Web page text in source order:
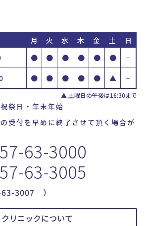
月 火 水 木 金 土
日
● ● ● ● ● ● −
● ● ● ● ● ▲ −
▲ 土曜日の午後は16:30まで
祭日・年末年始
受付を早めに終了させて頂く場合が
63-3000
63-3005
3007 ）
クリニックについて